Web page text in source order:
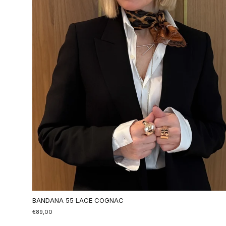
BANDANA 55 LACE COGNAC
€89,00